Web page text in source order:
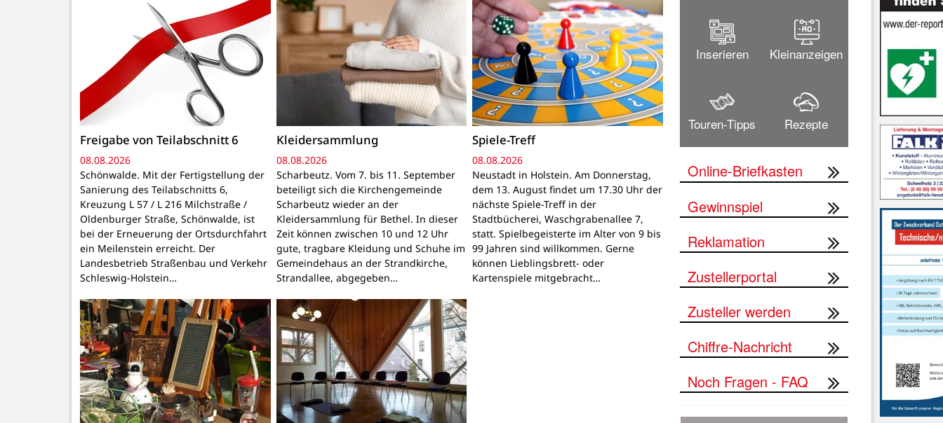
Freigabe von Teilabschnitt 6
08.08.2026
Schönwalde. Mit der Fertigstellung der
Sanierung des Teilabschnitts 6,
Kreuzung L 57 / L 216 Milchstraße /
Oldenburger Straße, Schönwalde, ist
bei der Erneuerung der Ortsdurchfahrt
ein Meilenstein erreicht. Der
Landesbetrieb Straßenbau und Verkehr
Schleswig-Holstein…
Kleidersammlung
08.08.2026
Scharbeutz. Vom 7. bis 11. September
beteiligt sich die Kirchengemeinde
Scharbeutz wieder an der
Kleidersammlung für Bethel. In dieser
Zeit können zwischen 10 und 12 Uhr
gute, tragbare Kleidung und Schuhe im
Gemeindehaus an der Strandkirche,
Strandallee, abgegeben…
Spiele-Treff
08.08.2026
Neustadt in Holstein. Am Donnerstag,
dem 13. August findet um 17.30 Uhr der
nächste Spiele-Treff in der
Stadtbücherei, Waschgrabenallee 7,
statt. Spielbegeisterte im Alter von 9 bis
99 Jahren sind willkommen. Gerne
können Lieblingsbrett- oder
Kartenspiele mitgebracht…
Inserieren Kleinanzeigen
Touren-Tipps Rezepte
Online-Briefkasten
Gewinnspiel
Reklamation
Zustellerportal
Zusteller werden
Chiffre-Nachricht
Noch Fragen - FAQ